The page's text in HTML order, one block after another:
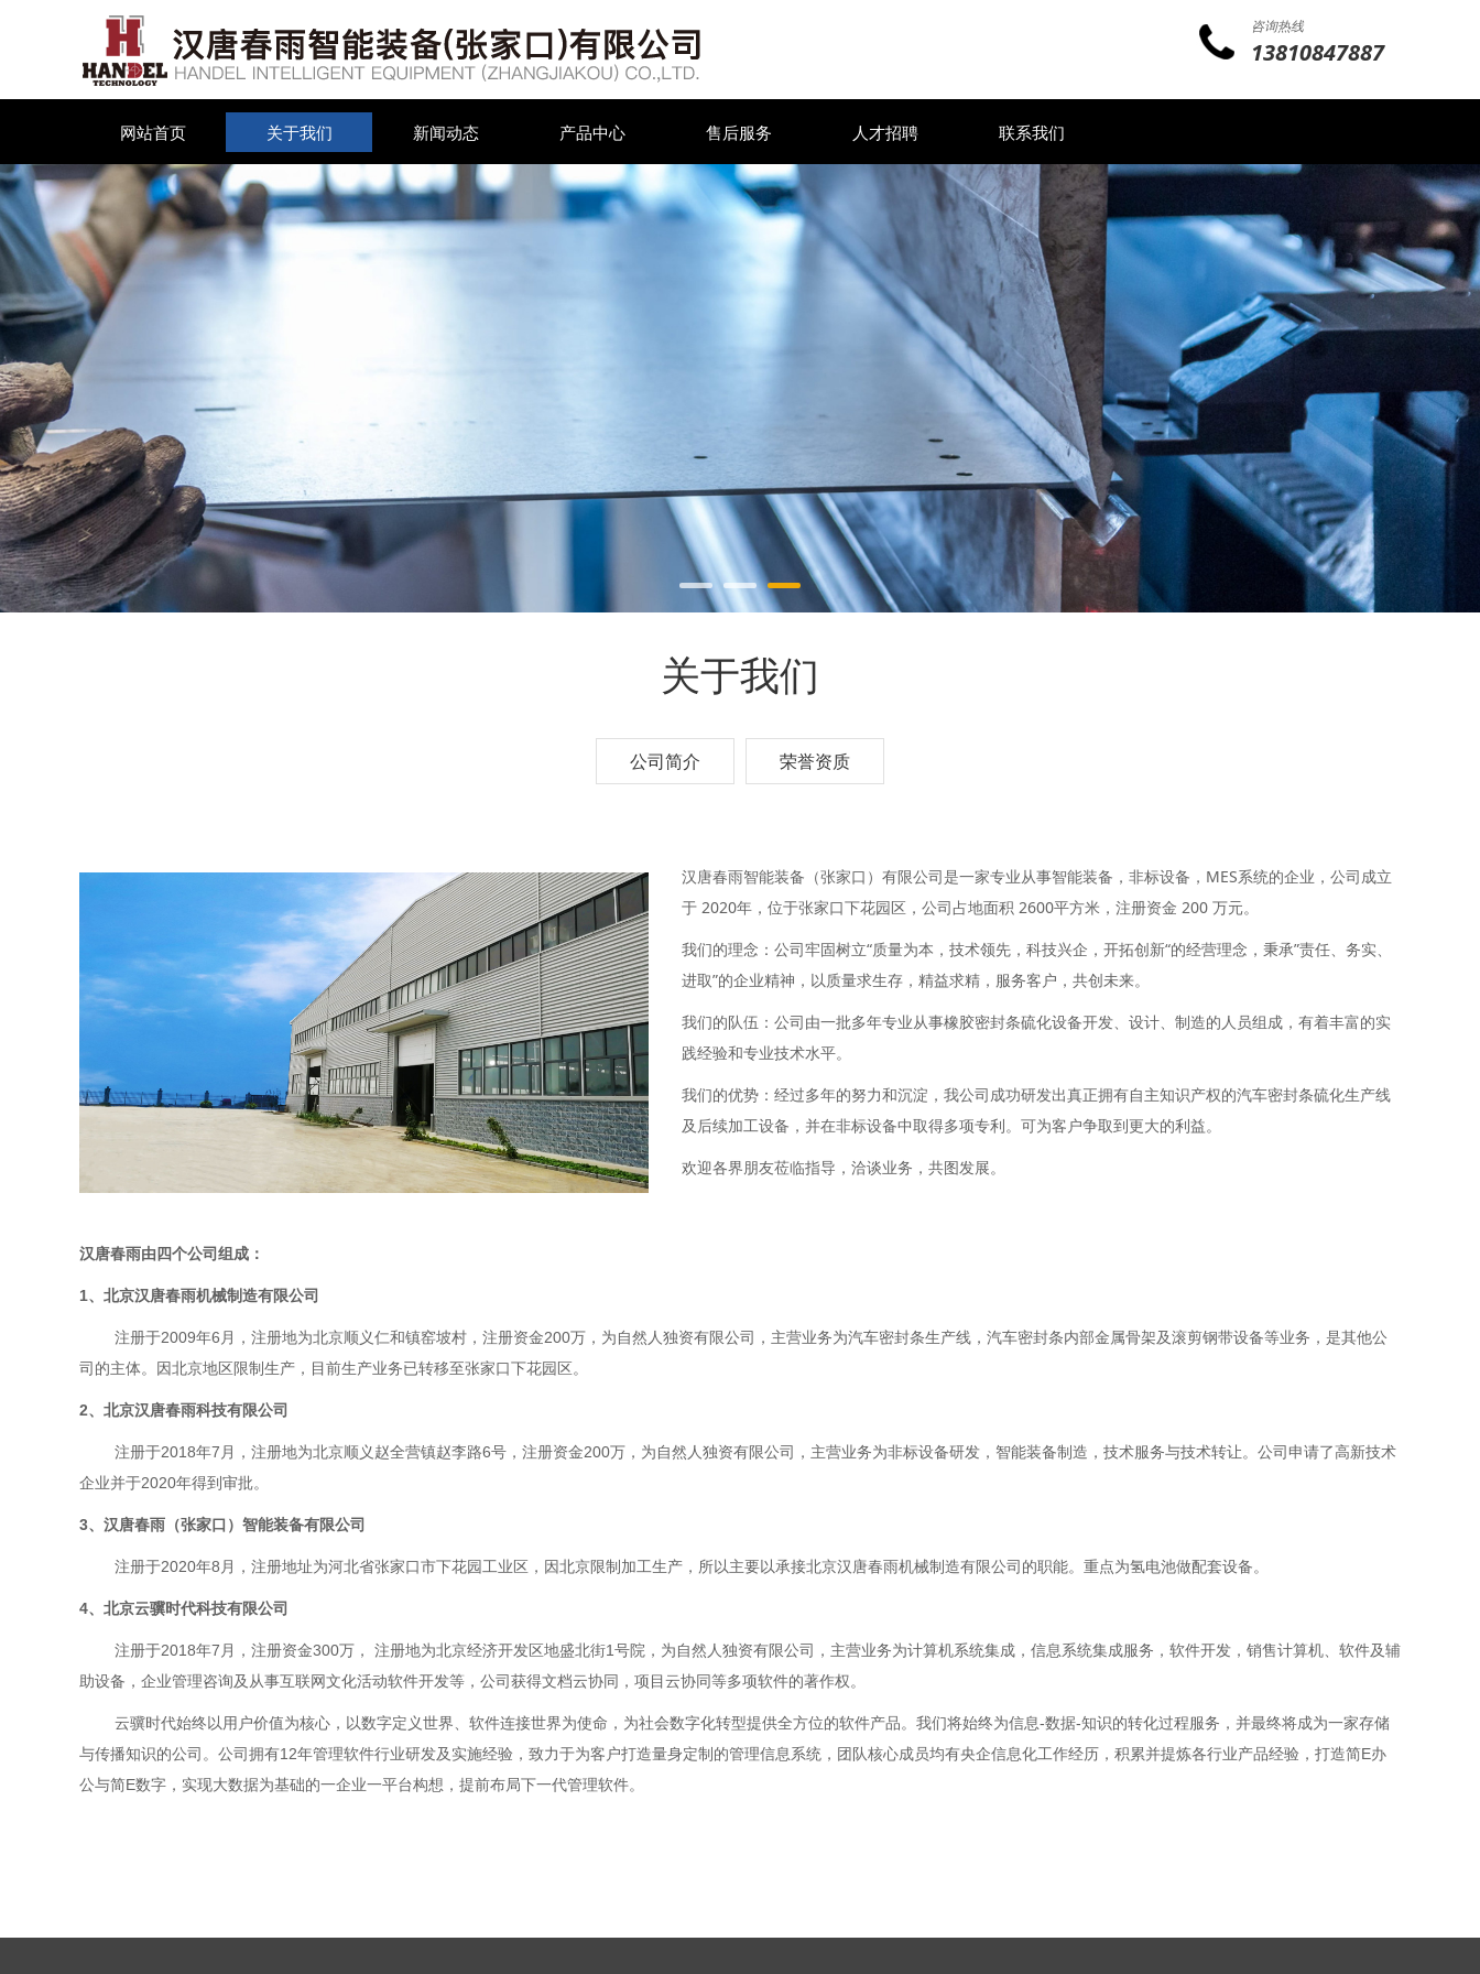
咨询热线
13810847887
网站首页 关于我们 新闻动态 产品中心 售后服务 人才招聘 联系我们
关于我们
公司简介 荣誉资质
汉唐春雨智能装备（张家口）有限公司是一家专业从事智能装备，非标设备，MES系统的企业，公司成立
于 2020年，位于张家口下花园区，公司占地面积 2600平方米，注册资金 200 万元。
我们的理念：公司牢固树立“质量为本，技术领先，科技兴企，开拓创新“的经营理念，秉承”责任、务实、
进取”的企业精神，以质量求生存，精益求精，服务客户，共创未来。
我们的队伍：公司由一批多年专业从事橡胶密封条硫化设备开发、设计、制造的人员组成，有着丰富的实
践经验和专业技术水平。
我们的优势：经过多年的努力和沉淀，我公司成功研发出真正拥有自主知识产权的汽车密封条硫化生产线
及后续加工设备，并在非标设备中取得多项专利。可为客户争取到更大的利益。
欢迎各界朋友莅临指导，洽谈业务，共图发展。
汉唐春雨由四个公司组成：
1、北京汉唐春雨机械制造有限公司
注册于2009年6月，注册地为北京顺义仁和镇窑坡村，注册资金200万，为自然人独资有限公司，主营业务为汽车密封条生产线，汽车密封条内部金属骨架及滚剪钢带设备等业务，是其他公
司的主体。因北京地区限制生产，目前生产业务已转移至张家口下花园区。
2、 北京汉唐春雨科技有限公司
注册于2018年7月，注册地为北京顺义赵全营镇赵李路6号，注册资金200万，为自然人独资有限公司，主营业务为非标设备研发，智能装备制造，技术服务与技术转让。公司申请了高新技术
企业并于2020年得到审批。
3、汉唐春雨（张家口）智能装备有限公司
注册于2020年8月，注册地址为河北省张家口市下花园工业区，因北京限制加工生产，所以主要以承接北京汉唐春雨机械制造有限公司的职能。重点为氢电池做配套设备。
4、北京云骥时代科技有限公司
注册于2018年7月，注册资金300万， 注册地为北京经济开发区地盛北街1号院，为自然人独资有限公司，主营业务为计算机系统集成，信息系统集成服务，软件开发，销售计算机、软件及辅
助设备，企业管理咨询及从事互联网文化活动软件开发等，公司获得文档云协同，项目云协同等多项软件的著作权。
云骥时代始终以用户价值为核心，以数字定义世界、软件连接世界为使命，为社会数字化转型提供全方位的软件产品。我们将始终为信息-数据-知识的转化过程服务，并最终将成为一家存储
与传播知识的公司。公司拥有12年管理软件行业研发及实施经验，致力于为客户打造量身定制的管理信息系统，团队核心成员均有央企信息化工作经历，积累并提炼各行业产品经验，打造简E办
公与简E数字，实现大数据为基础的一企业一平台构想，提前布局下一代管理软件。